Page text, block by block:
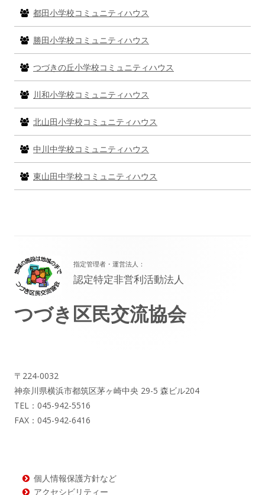
都田小学校コミュニティハウス
勝田小学校コミュニティハウス
つづきの丘小学校コミュニティハウス
川和小学校コミュニティハウス
北山田小学校コミュニティハウス
中川中学校コミュニティハウス
東山田中学校コミュニティハウス
ッ
タ
ー・
テ
ン
ツ
指定管理者・運営法人：
認定特定非営利活動法人
つづき区民交流協会
〒224-0032
神奈川県横浜市都筑区茅ヶ崎中央 29-5 森ビル204
TEL：045-942-5516
FAX：045-942-6416
個人情報保護方針など
アクセシビリティー